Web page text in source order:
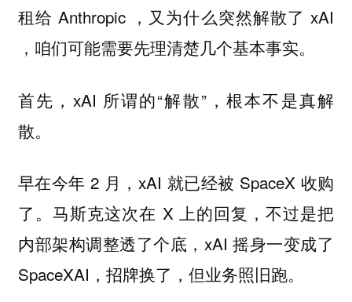
租给 Anthropic ，又为什么突然解散了 xAI
，咱们可能需要先理清楚几个基本事实。
首先，xAI 所谓的“解散”，根本不是真解
散。
早在今年 2 月，xAI 就已经被 SpaceX 收购
了。马斯克这次在 X 上的回复，不过是把
内部架构调整透了个底，xAI 摇身一变成了
SpaceXAI，招牌换了，但业务照旧跑。